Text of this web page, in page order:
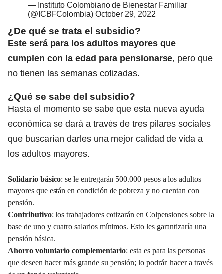
— Instituto Colombiano de Bienestar Familiar
(@ICBFColombia) October 29, 2022
¿De qué se trata el subsidio?
Este será para los adultos mayores que
cumplen con la edad para pensionarse, pero que
no tienen las semanas cotizadas.
¿Qué se sabe del subsidio?
Hasta el momento se sabe que esta nueva ayuda
económica se dará a través de tres pilares sociales
que buscarían darles una mejor calidad de vida a
los adultos mayores.
Solidario básico: se le entregarán 500.000 pesos a los adultos
mayores que están en condición de pobreza y no cuentan con
pensión.
Contributivo: los trabajadores cotizarán en Colpensiones sobre la
base de uno y cuatro salarios mínimos. Esto les garantizaría una
pensión básica.
Ahorro voluntario complementario: esta es para las personas
que deseen hacer más grande su pensión; lo podrán hacer a través